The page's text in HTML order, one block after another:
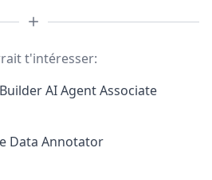
t'intéresser:
AI Agent Associate
Data Annotator